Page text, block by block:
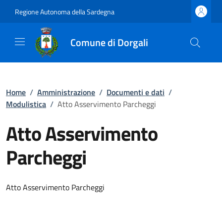
Regione Autonoma della Sardegna
Comune di Dorgali
Home / Amministrazione / Documenti e dati /
Modulistica / Atto Asservimento Parcheggi
Atto Asservimento
Parcheggi
Atto Asservimento Parcheggi